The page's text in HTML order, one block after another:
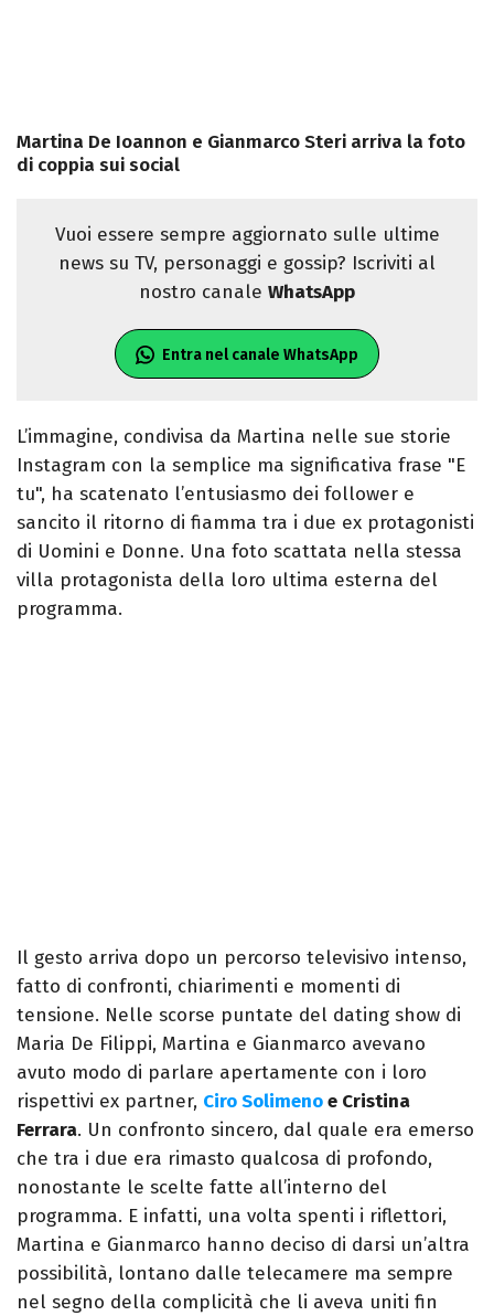
Martina De Ioannon e Gianmarco Steri arriva la foto
di coppia sui social
Vuoi essere sempre aggiornato sulle ultime
news su TV, personaggi e gossip? Iscriviti al
nostro canale WhatsApp
Entra nel canale WhatsApp
L’immagine, condivisa da Martina nelle sue storie
Instagram con la semplice ma significativa frase "E
tu", ha scatenato l’entusiasmo dei follower e
sancito il ritorno di fiamma tra i due ex protagonisti
di Uomini e Donne. Una foto scattata nella stessa
villa protagonista della loro ultima esterna del
programma.
Il gesto arriva dopo un percorso televisivo intenso,
fatto di confronti, chiarimenti e momenti di
tensione. Nelle scorse puntate del dating show di
Maria De Filippi, Martina e Gianmarco avevano
avuto modo di parlare apertamente con i loro
rispettivi ex partner, Ciro Solimenoe Cristina
Ferrara. Un confronto sincero, dal quale era emerso
che tra i due era rimasto qualcosa di profondo,
nonostante le scelte fatte all’interno del
programma. E infatti, una volta spenti i riflettori,
Martina e Gianmarco hanno deciso di darsi un’altra
possibilità, lontano dalle telecamere ma sempre
nel segno della complicità che li aveva uniti fin